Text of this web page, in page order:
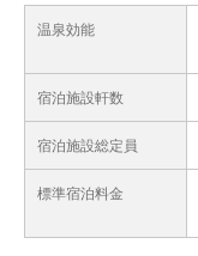
温泉効能
宿泊施設軒数
宿泊施設総定員
標準宿泊料金